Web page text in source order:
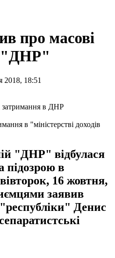
про масові
"ДНР"
2018, 18:51
в "міністерстві доходів
"ДНР" відбулася
підозрою в
16 жовтня,
заявив
Денис